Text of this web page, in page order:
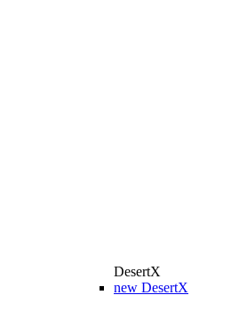
DesertX
new DesertX